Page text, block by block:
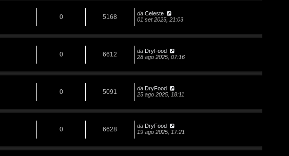
0 5168 da Celeste
01 set 2025, 21:03
0 6612 da DryFood
28 ago 2025, 07:16
0 5091 da DryFood
25 ago 2025, 18:11
0 6628 da DryFood
19 ago 2025, 17:21